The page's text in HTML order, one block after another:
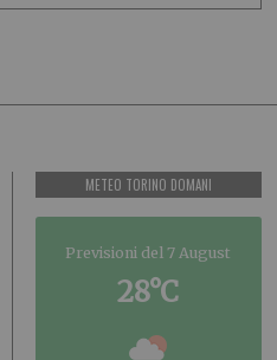
METEO TORINO DOMANI
Previsioni del 7 August
28°C